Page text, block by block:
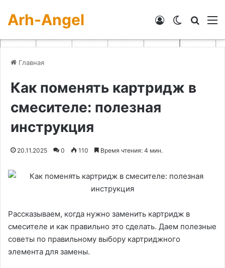
Arh-Angel Switch skin
Войти
Главная
Как поменять картридж в
смесителе: полезная
инструкция
20.11.2025 0 110 Время чтения: 4 мин.
Рассказываем, когда нужно заменить картридж в
смесителе и как правильно это сделать. Даем полезные
советы по правильному выбору картриджного
элемента для замены.